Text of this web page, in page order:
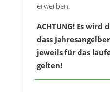
erwerben.
ACHTUNG! Es wird
dass
jeweils für das
gelten!